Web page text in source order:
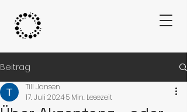
Beitrag
Till Jansen
17. Juli 20245 Min. Lesezeit